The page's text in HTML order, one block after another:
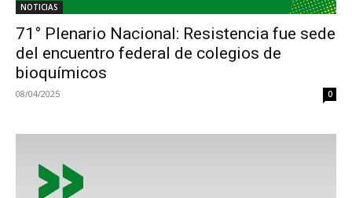
NOTICIAS
71° Plenario Nacional: Resistencia fue sede
del encuentro federal de colegios de
bioquímicos
08/04/2025 0